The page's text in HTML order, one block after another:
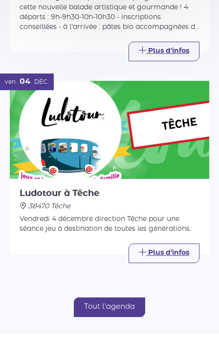
Ludotour à Têche
38470 Têche
Vendredi 4 décembre direction Têche pour une
séance jeu à destination de toutes les générations.
Tout l'agenda
Têchoises et techois